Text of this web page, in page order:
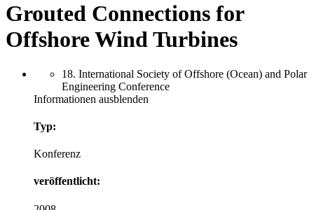
Grouted Connections for
Offshore Wind Turbines
18. International Society of Offshore (Ocean) and Polar
Engineering Conference
Informationen ausblenden
Typ:
Konferenz
veröffentlicht: